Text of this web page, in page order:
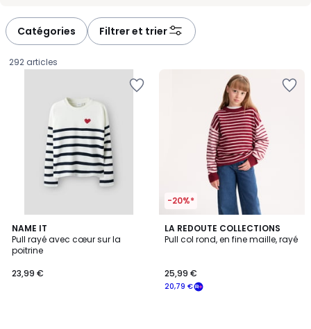
Catégories Filtrer et trier
292 articles
NAME IT
Pull rayé avec cœur sur la
poitrine
€.
23,99 €
-20%*
LA REDOUTE COLLECTIONS
Pull col rond, en fine maille, rayé
20,79 €
25,99 €